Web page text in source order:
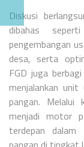
Diskusi
dibahas
pengembangan
desa, serta
FGD juga
menjalankan
pangan. Melalui
menjadi motor
terdepan dalam